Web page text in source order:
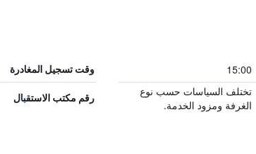
15:00 وقت تسجيل المغادرة
تختلف السياسات حسب نوع
الغرفة ومزود الخدمة.
رقم مكتب الاستقبال